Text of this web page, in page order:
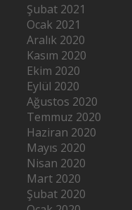
Şubat 2021
Ocak 2021
Aralık 2020
Kasım 2020
Ekim 2020
Eylül 2020
Ağustos 2020
Temmuz 2020
Haziran 2020
Mayıs 2020
Nisan 2020
Mart 2020
Şubat 2020